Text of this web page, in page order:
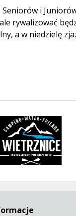
i
rywalizować
a w niedzielę